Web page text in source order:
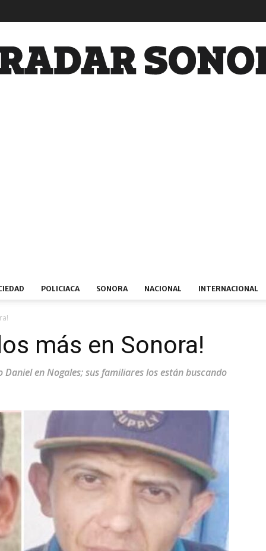
POLICIACA SONORA NACIONAL INTERNACIONAL
más en Sonora!
en Nogales; sus familiares los están buscando